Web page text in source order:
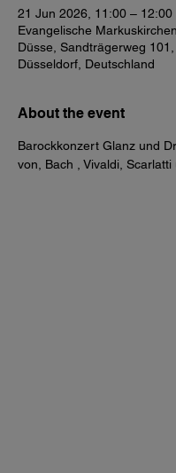
21 Jun 2026, 11:00 – 12:00
Evangelische
Düsse, Sandträgerweg
Düsseldorf, Deutschland
About the event
Barockkonzert Glanz und
von, Bach , Vivaldi, Scarlatti